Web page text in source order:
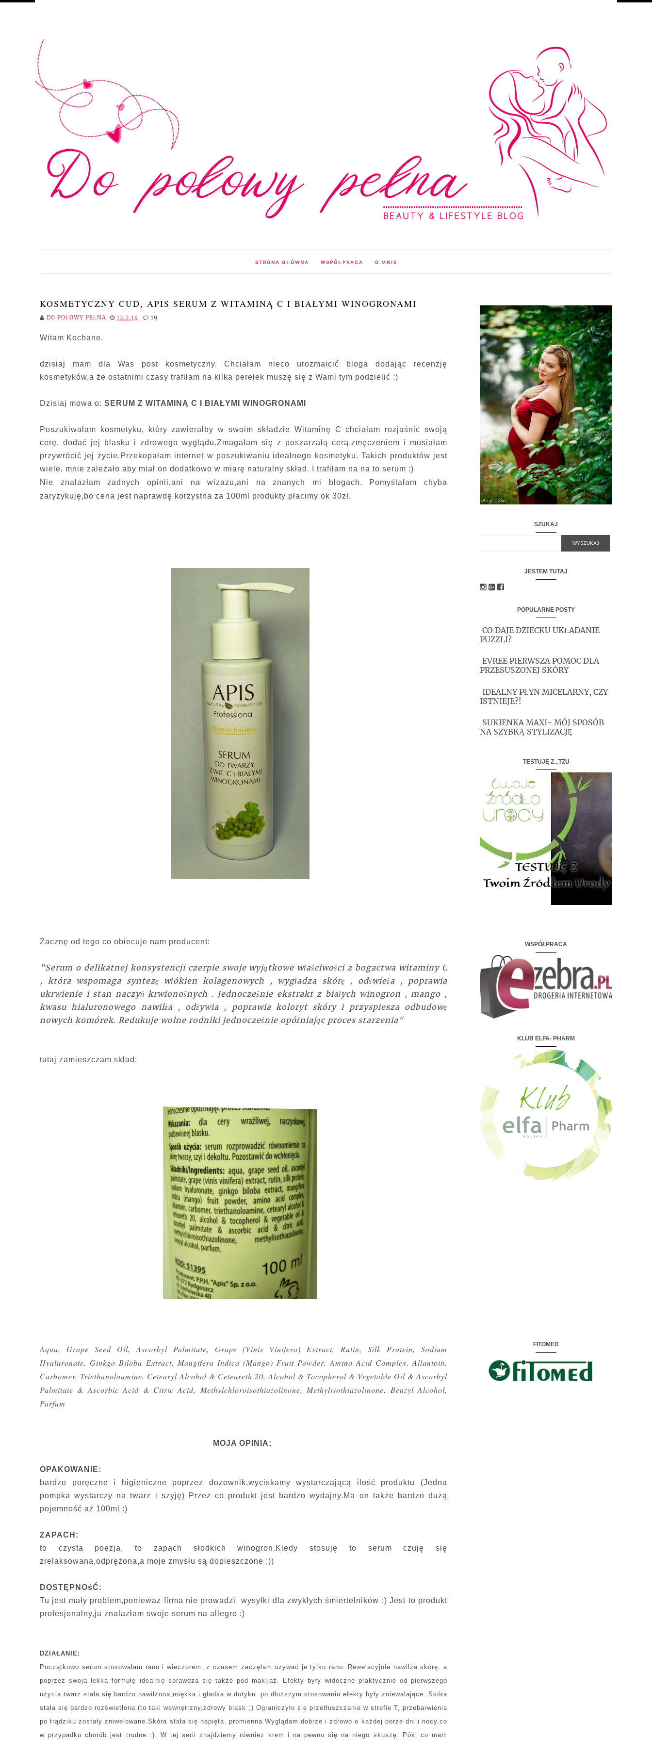
STRONA GŁÓWNA WSPÓŁPRACA O MNIE
KOSMETYCZNY CUD, APIS SERUM Z WITAMINĄ C I BIAŁYMI WINOGRONAMI
DO POŁOWY PEŁNA 12.2.14 19
Witam Kochane,
dzisiaj mam dla Was post kosmetyczny. Chciałam nieco urozmaicić bloga dodając recenzję
kosmetyków,a że ostatnimi czasy trafiłam na kilka perełek muszę się z Wami tym podzielić :)
Dzisiaj mowa o: SERUM Z WITAMINĄ C I BIAŁYMI WINOGRONAMI
Poszukiwałam kosmetyku, który zawierałby w swoim składzie Witaminę C chciałam rozjaśnić swoją
cerę, dodać jej blasku i zdrowego wyglądu.Zmagałam się z poszarzałą cerą,zmęczeniem i musiałam
przywrócić jej życie.Przekopałam internet w poszukiwaniu idealnego kosmetyku. Takich produktów jest
wiele, mnie zależało aby miał on dodatkowo w miarę naturalny skład. I trafiłam na na to serum :)
Nie znalazłam żadnych opinii,ani na wizażu,ani na znanych mi blogach. Pomyślałam chyba
zaryzykuję,bo cena jest naprawdę korzystna za 100ml produkty płacimy ok 30zł.
Zacznę od tego co obiecuje nam producent:
"Serum o delikatnej konsystencji czerpie swoje wyjątkowe właściwości z bogactwa witaminy C
, która wspomaga syntezę włókien kolagenowych , wygładza skórę , odświeża , poprawia
ukrwienie i stan naczyń krwionośnych . Jednocześnie ekstrakt z białych winogron , mango ,
kwasu hialuronowego nawilża , odżywia , poprawia koloryt skóry i przyspiesza odbudowę
nowych komórek. Redukuje wolne rodniki jednocześnie opóźniając proces starzenia"
tutaj zamieszczam skład:
Aqua, Grape Seed Oil, Ascorbyl Palmitate, Grape (Vinis Vinifera) Extract, Rutin, Silk Protein, Sodium
Hyaluronate, Ginkgo Biloba Extract, Mangifera Indica (Mango) Fruit Powder, Amino Acid Complex, Allantoin,
Carbomer, Triethanoloamine, Cetearyl Alcohol & Ceteareth 20, Alcohol & Tocopherol & Vegetable Oil & Ascorbyl
Palmitate & Ascorbic Acid & Citric Acid, Methylchloroisothiazolinone, Methylisothiazolinone, Benzyl Alcohol,
Parfum
MOJA OPINIA:
OPAKOWANIE:
bardzo poręczne i higieniczne poprzez dozownik,wyciskamy wystarczającą ilość produktu (Jedna
pompka wystarczy na twarz i szyję) Przez co produkt jest bardzo wydajny.Ma on także bardzo dużą
pojemność aż 100ml :)
ZAPACH:
to czysta poezja, to zapach słodkich winogron.Kiedy stosuję to serum czuję się
zrelaksowana,odprężona,a moje zmysłu są dopieszczone :))
DOSTĘPNOśĆ:
Tu jest mały problem,ponieważ firma nie prowadzi wysyłki dla zwykłych śmiertelników :) Jest to produkt
profesjonalny,ja znalazłam swoje serum na allegro :)
DZIAŁANIE:
Początkowo serum stosowałam rano i wieczorem, z czasem zaczęłam używać je tylko rano. Rewelacyjnie nawilża skórę, a
poprzez swoją lekką formułę idealnie sprawdza się także pod makijaż. Efekty były widoczne praktycznie od pierwszego
użycia twarz stała się bardzo nawilżona,miękka i gładka w dotyku. po dłuższym stosowaniu efekty były zniewalające. Skóra
stała się bardzo rozświetlona (to taki wewnętrzny,zdrowy blask ;) Ograniczyło się przetłuszczanie w strefie T, przebarwienia
po trądziku zostały zniwelowane.Skóra stała się napięta, promienna.Wyglądam dobrze i zdrowo o każdej porze dni i nocy,co
w przypadku chorób jest trudne :). W tej serii znajdziemy również krem i na pewno się na niego skuszę. Póki co mam
SZUKAJ
JESTEM TUTAJ
POPULARNE POSTY
CO DAJE DZIECKU UKŁADANIE
PUZZLI?
EVREE PIERWSZA POMOC DLA
PRZESUSZONEJ SKÓRY
IDEALNY PŁYN MICELARNY, CZY
ISTNIEJE?!
SUKIENKA MAXI- MÓJ SPOSÓB
NA SZYBKĄ STYLIZACJĘ
TESTUJĘ Z...TZU
WSPÓŁPRACA
KLUB ELFA- PHARM
FITOMED